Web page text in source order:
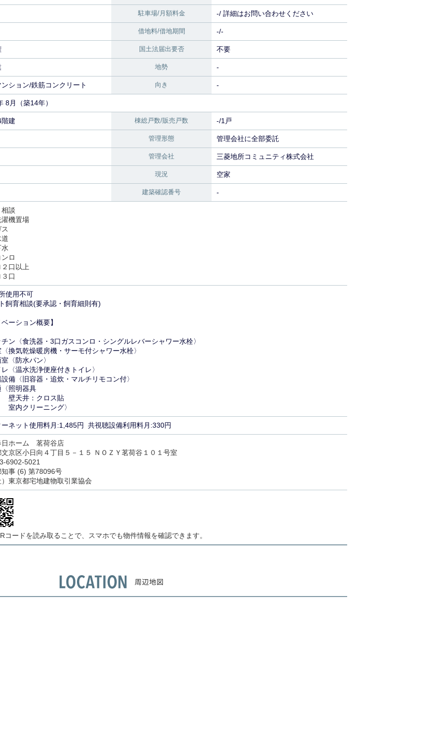
駐車場/月額料金 -/ 詳細はお問い合わせください
借地料/借地期間 -/-
国土法届出要否 不要
地勢 -
ション/鉄筋コンクリート 向き -
8月（築14年）
建 棟総戸数/販売戸数 -/1戸
管理形態 管理会社に全部委託
管理会社 三菱地所コミュニティ株式会社
現況 空家
建築確認番号 -
談
機置場
ロ
口以上
口
使用不可
飼育相談(要承認・飼育細則有)
ーション概要】
ン〈食洗器・3口ガスコンロ・シングルレバーシャワー水栓〉
換気乾燥暖房機・サーモ付シャワー水栓〉
〈防水パン〉
〈温水洗浄便座付きトイレ〉
備〈旧容器・追炊・マルチリモコン付〉
照明器具
：クロス貼
リーニング〉
ーネット使用料月:1,485円 共視聴設備利用料月:330円
日ホーム 茗荷谷店
京区小日向４丁目５－１５ ＮＯＺＹ茗荷谷１０１号室
6902-5021
知事 (6) 第78096号
東京都宅地建物取引業協会
コードを読み取ることで、スマホでも物件情報を確認できます。